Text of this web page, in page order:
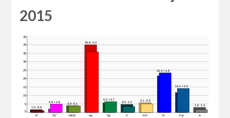
2015
1,0 -0,6
4,9 +2,8 3,9 -0,1
35,8 -4,2
6,4 +0,7
3,5 -1,2 5,1 -0,5
23,4 +1,8
14,2 +2,5
1,6 -1,4
R SV MDG Ap Sp V KrF H Frp A
0
5
10
15
20
25
30
35
40
45